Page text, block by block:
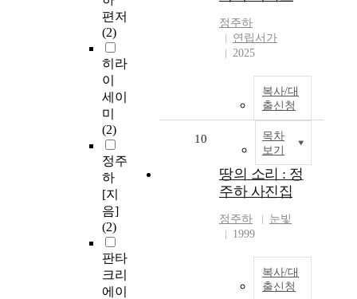
편저
(2)
히라
이
세이
미
(2)
정주
하
[지
음]
(2)
판타
크리
에이
정주하
연립서가
2025
복사/대
출신청
목차
보기
10
땅의 소리 : 정
주하 사진집
정주하
눈빛
1999
복사/대
출신청